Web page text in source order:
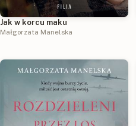
Jak w korcu maku
Małgorzata Manelska